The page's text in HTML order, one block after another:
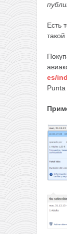
Есть
es/